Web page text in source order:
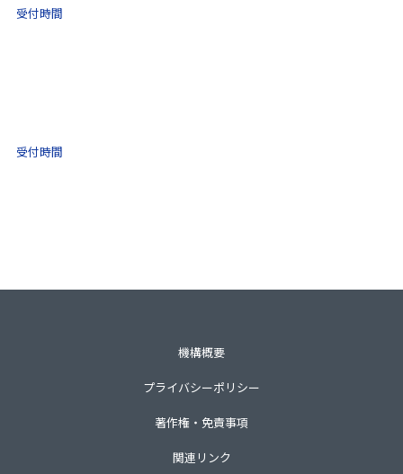
受付時間
受付時間
機構概要
プライバシーポリシー
著作権・免責事項
関連リンク